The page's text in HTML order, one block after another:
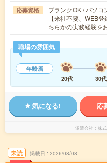
応募資格
ブランクOK / パソ
【来社不要、WEB
ちらかの実務経験を
職場の雰囲気
年齢層
20代
30代
気になる! 応
派遣会社 株
未読 掲載日 2026/08/08